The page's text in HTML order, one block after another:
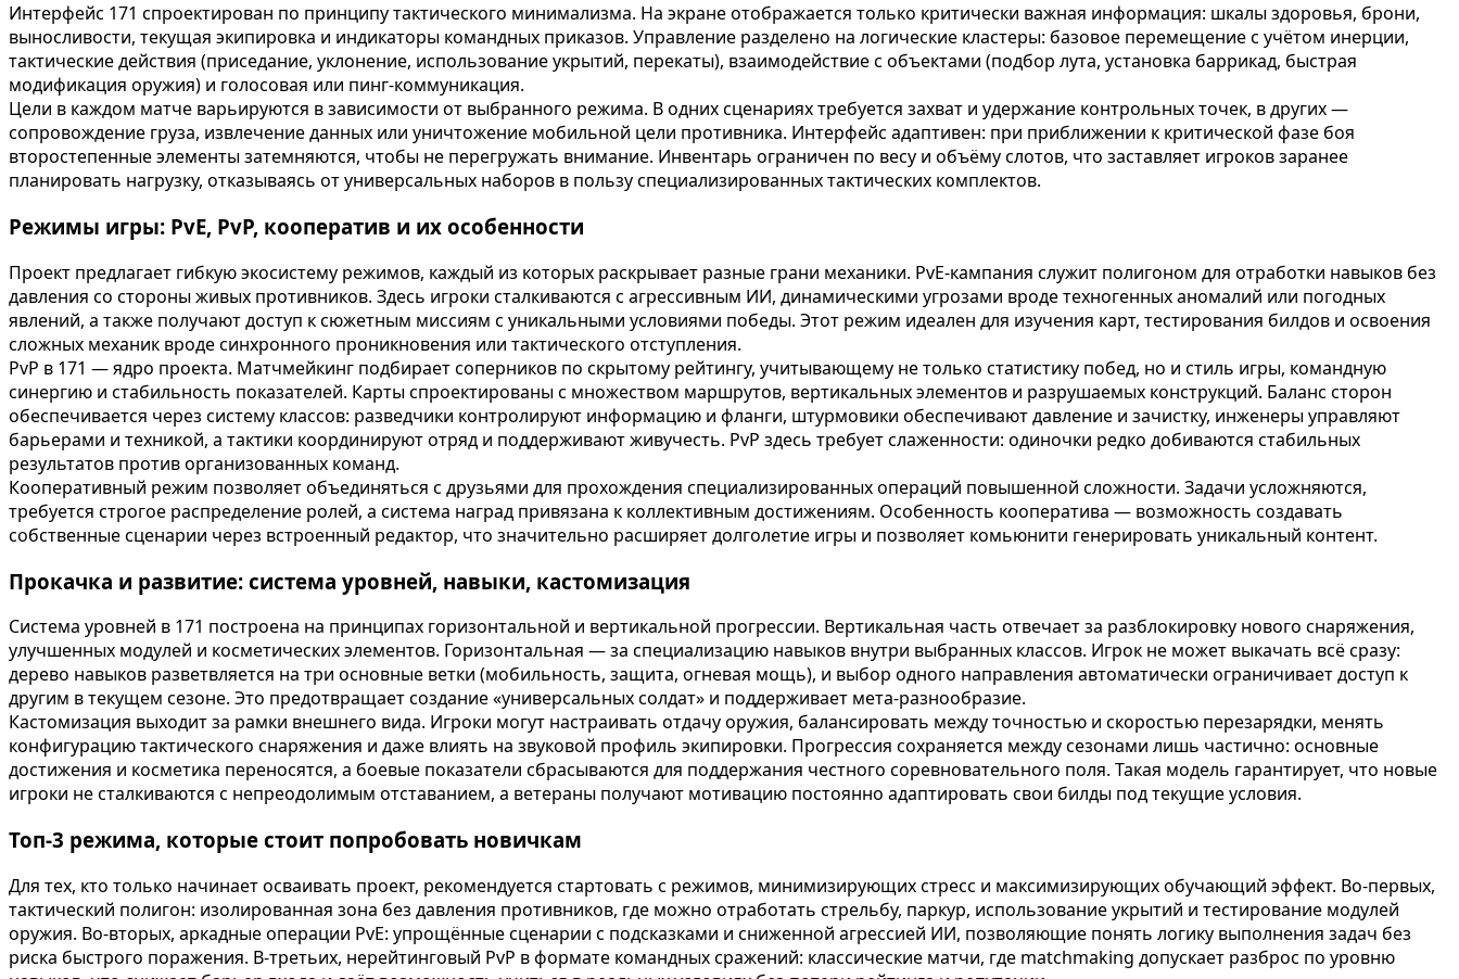
Интерфейс 171 спроектирован по принципу тактического минимализма. На экране отображается только критически важная информация: шкалы здоровья, брони,
выносливости, текущая экипировка и индикаторы командных приказов. Управление разделено на логические кластеры: базовое перемещение с учётом инерции,
тактические действия (приседание, уклонение, использование укрытий, перекаты), взаимодействие с объектами (подбор лута, установка баррикад, быстрая
модификация оружия) и голосовая или пинг-коммуникация.
Цели в каждом матче варьируются в зависимости от выбранного режима. В одних сценариях требуется захват и удержание контрольных точек, в других —
сопровождение груза, извлечение данных или уничтожение мобильной цели противника. Интерфейс адаптивен: при приближении к критической фазе боя
второстепенные элементы затемняются, чтобы не перегружать внимание. Инвентарь ограничен по весу и объёму слотов, что заставляет игроков заранее
планировать нагрузку, отказываясь от универсальных наборов в пользу специализированных тактических комплектов.
Режимы игры: PvE, PvP, кооператив и их особенности
Проект предлагает гибкую экосистему режимов, каждый из которых раскрывает разные грани механики. PvE-кампания служит полигоном для отработки навыков без
давления со стороны живых противников. Здесь игроки сталкиваются с агрессивным ИИ, динамическими угрозами вроде техногенных аномалий или погодных
явлений, а также получают доступ к сюжетным миссиям с уникальными условиями победы. Этот режим идеален для изучения карт, тестирования билдов и освоения
сложных механик вроде синхронного проникновения или тактического отступления.
PvP в 171 — ядро проекта. Матчмейкинг подбирает соперников по скрытому рейтингу, учитывающему не только статистику побед, но и стиль игры, командную
синергию и стабильность показателей. Карты спроектированы с множеством маршрутов, вертикальных элементов и разрушаемых конструкций. Баланс сторон
обеспечивается через систему классов: разведчики контролируют информацию и фланги, штурмовики обеспечивают давление и зачистку, инженеры управляют
барьерами и техникой, а тактики координируют отряд и поддерживают живучесть. PvP здесь требует слаженности: одиночки редко добиваются стабильных
результатов против организованных команд.
Кооперативный режим позволяет объединяться с друзьями для прохождения специализированных операций повышенной сложности. Задачи усложняются,
требуется строгое распределение ролей, а система наград привязана к коллективным достижениям. Особенность кооператива — возможность создавать
собственные сценарии через встроенный редактор, что значительно расширяет долголетие игры и позволяет комьюнити генерировать уникальный контент.
Прокачка и развитие: система уровней, навыки, кастомизация
Система уровней в 171 построена на принципах горизонтальной и вертикальной прогрессии. Вертикальная часть отвечает за разблокировку нового снаряжения,
улучшенных модулей и косметических элементов. Горизонтальная — за специализацию навыков внутри выбранных классов. Игрок не может выкачать всё сразу:
дерево навыков разветвляется на три основные ветки (мобильность, защита, огневая мощь), и выбор одного направления автоматически ограничивает доступ к
другим в текущем сезоне. Это предотвращает создание «универсальных солдат» и поддерживает мета-разнообразие.
Кастомизация выходит за рамки внешнего вида. Игроки могут настраивать отдачу оружия, балансировать между точностью и скоростью перезарядки, менять
конфигурацию тактического снаряжения и даже влиять на звуковой профиль экипировки. Прогрессия сохраняется между сезонами лишь частично: основные
достижения и косметика переносятся, а боевые показатели сбрасываются для поддержания честного соревновательного поля. Такая модель гарантирует, что новые
игроки не сталкиваются с непреодолимым отставанием, а ветераны получают мотивацию постоянно адаптировать свои билды под текущие условия.
Топ-3 режима, которые стоит попробовать новичкам
Для тех, кто только начинает осваивать проект, рекомендуется стартовать с режимов, минимизирующих стресс и максимизирующих обучающий эффект. Во-первых,
тактический полигон: изолированная зона без давления противников, где можно отработать стрельбу, паркур, использование укрытий и тестирование модулей
оружия. Во-вторых, аркадные операции PvE: упрощённые сценарии с подсказками и сниженной агрессией ИИ, позволяющие понять логику выполнения задач без
риска быстрого поражения. В-третьих, нерейтинговый PvP в формате командных сражений: классические матчи, где matchmaking допускает разброс по уровню